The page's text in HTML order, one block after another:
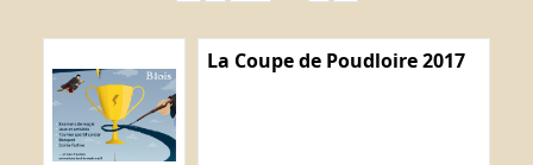
La Coupe de Poudloire 2017